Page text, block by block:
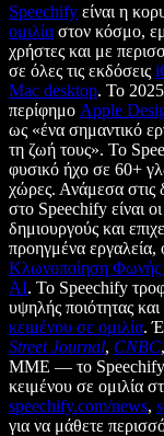
Speechify είναι η
ομιλία στον κόσμο,
χρήστες και με
σε όλες τις εκδόσεις
Mac desktop. Το
περίφημο Apple
ως «ένα σημαντικό
τη ζωή τους». Το
φυσικό ήχο σε 60+
χώρες. Ανάμεσα στις
στο Speechify είναι οι
δημιουργούς και
προηγμένα εργαλεία,
Κλωνοποίηση
AI. Το Speechify
υψηλής ποιότητας
κειμένου σε ομιλία.
Street Journal, CNBC,
ΜΜΕ — το Speechify
κειμένου σε ομιλία
speechify.com/news,
για να μάθετε